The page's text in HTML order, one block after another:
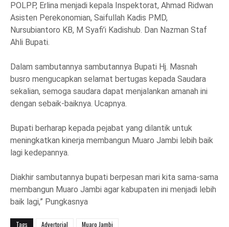
POLPP, Erlina menjadi kepala Inspektorat, Ahmad Ridwan
Asisten Perekonomian, Saifullah Kadis PMD,
Nursubiantoro KB, M Syafi’i Kadishub. Dan Nazman Staf
Ahli Bupati.
Dalam sambutannya sambutannya Bupati Hj. Masnah
busro mengucapkan selamat bertugas kepada Saudara
sekalian, semoga saudara dapat menjalankan amanah ini
dengan sebaik-baiknya. Ucapnya.
Bupati berharap kepada pejabat yang dilantik untuk
meningkatkan kinerja membangun Muaro Jambi lebih baik
lagi kedepannya.
Diakhir sambutannya bupati berpesan mari kita sama-sama
membangun Muaro Jambi agar kabupaten ini menjadi lebih
baik lagi,” Pungkasnya
Tags Advertorial Muaro Jambi